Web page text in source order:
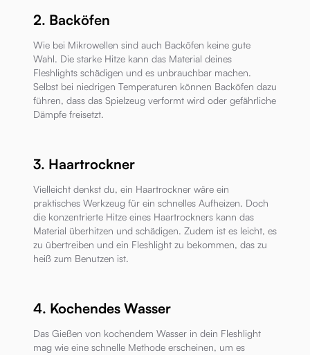
2. Backöfen
Wie bei Mikrowellen sind auch Backöfen keine gute
Wahl. Die starke Hitze kann das Material deines
Fleshlights schädigen und es unbrauchbar machen.
Selbst bei niedrigen Temperaturen können Backöfen dazu
führen, dass das Spielzeug verformt wird oder gefährliche
Dämpfe freisetzt.
3. Haartrockner
Vielleicht denkst du, ein Haartrockner wäre ein
praktisches Werkzeug für ein schnelles Aufheizen. Doch
die konzentrierte Hitze eines Haartrockners kann das
Material überhitzen und schädigen. Zudem ist es leicht, es
zu übertreiben und ein Fleshlight zu bekommen, das zu
heiß zum Benutzen ist.
4. Kochendes Wasser
Das Gießen von kochendem Wasser in dein Fleshlight
mag wie eine schnelle Methode erscheinen, um es